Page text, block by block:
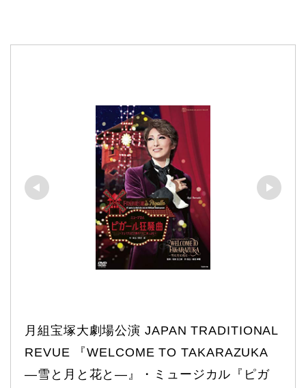
月組宝塚大劇場公演 JAPAN TRADITIONAL
REVUE 『WELCOME TO TAKARAZUKA
―雪と月と花と―』・ミュージカル『ピガ